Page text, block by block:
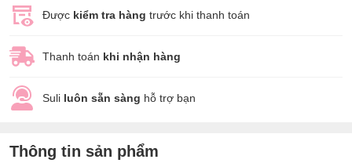
Được kiểm tra hàng trước khi thanh toán
Thanh toán khi nhận hàng
Suli luôn sẵn sàng hỗ trợ bạn
Thông tin sản phẩm